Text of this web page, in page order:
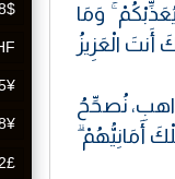
وَمَا
الْعَزِيزُ
نُصحِّحُ
أَمَانِيُّهُمْ